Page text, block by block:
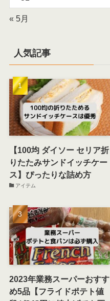
« 5月
人気記事
【100均 ダイソー セリア折
りたたみサンドイッチケー
ス】ぴったりな詰め方
アイテム
2023年業務スーパーおすす
め5品【フライドポテト値